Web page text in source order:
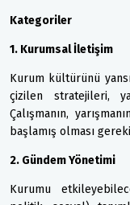
Kategoriler
1. Kurumsal İletişim
Kurum kültürünü
çizilen stratejileri,
Çalışmanın,
başlamış olması
2. Gündem Yönetimi
Kurumu